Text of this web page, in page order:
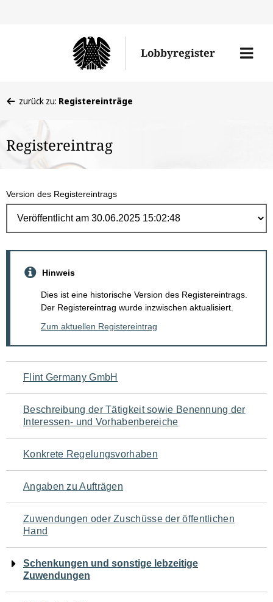
Lobbyregister
Menü
befinden
hier:
zurück zu: Registereinträge
Registereintrag
Version des Registereintrags
Hinweis
Dies ist eine historische Version des Registereintrags.
Der Registereintrag wurde inzwischen aktualisiert.
Zum aktuellen Registereintrag
Navigation
für
den
Seiteninhalt
Flint Germany GmbH
Beschreibung der Tätigkeit sowie Benennung der
Interessen- und Vorhabenbereiche
Konkrete Regelungsvorhaben
Angaben zu Aufträgen
Zuwendungen oder Zuschüsse der öffentlichen
Hand
Schenkungen und sonstige lebzeitige
Zuwendungen